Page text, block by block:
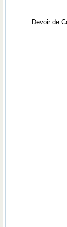
Devoir de